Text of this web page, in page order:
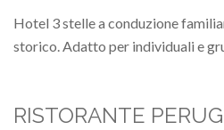
Hotel 3 stelle a conduzione
storico. Adatto per individuali e
RISTORANTE